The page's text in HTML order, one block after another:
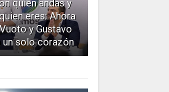
quien andas y
eres: Ahora
y Gustavo
un solo corazón